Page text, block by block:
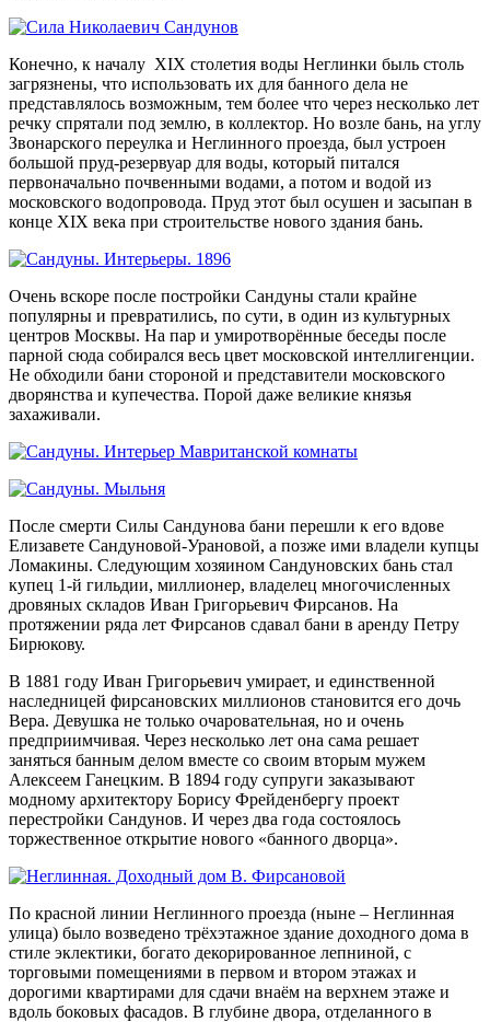
Конечно, к началу XIX столетия воды Неглинки быль столь
загрязнены, что использовать их для банного дела не
представлялось возможным, тем более что через несколько лет
речку спрятали под землю, в коллектор. Но возле бань, на углу
Звонарского переулка и Неглинного проезда, был устроен
большой пруд-резервуар для воды, который питался
первоначально почвенными водами, а потом и водой из
московского водопровода. Пруд этот был осушен и засыпан в
конце XIX века при строительстве нового здания бань.
Очень вскоре после постройки Сандуны стали крайне
популярны и превратились, по сути, в один из культурных
центров Москвы. На пар и умиротворённые беседы после
парной сюда собирался весь цвет московской интеллигенции.
Не обходили бани стороной и представители московского
дворянства и купечества. Порой даже великие князья
захаживали.
После смерти Силы Сандунова бани перешли к его вдове
Елизавете Сандуновой-Урановой, а позже ими владели купцы
Ломакины. Следующим хозяином Сандуновских бань стал
купец 1-й гильдии, миллионер, владелец многочисленных
дровяных складов Иван Григорьевич Фирсанов. На
протяжении ряда лет Фирсанов сдавал бани в аренду Петру
Бирюкову.
В 1881 году Иван Григорьевич умирает, и единственной
наследницей фирсановских миллионов становится его дочь
Вера. Девушка не только очаровательная, но и очень
предприимчивая. Через несколько лет она сама решает
заняться банным делом вместе со своим вторым мужем
Алексеем Ганецким. В 1894 году супруги заказывают
модному архитектору Борису Фрейденбергу проект
перестройки Сандунов. И через два года состоялось
торжественное открытие нового «банного дворца».
По красной линии Неглинного проезда (ныне – Неглинная
улица) было возведено трёхэтажное здание доходного дома в
стиле эклектики, богато декорированное лепниной, с
торговыми помещениями в первом и втором этажах и
дорогими квартирами для сдачи внаём на верхнем этаже и
вдоль боковых фасадов. В глубине двора, отделанного в